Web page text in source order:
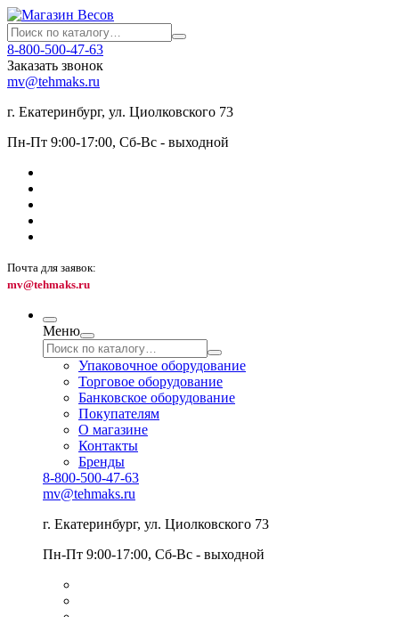
8-800-500-47-63
Заказать звонок
mv@tehmaks.ru
г. Екатеринбург, ул. Циолковского 73
Пн-Пт 9:00-17:00, Сб-Вс - выходной
Почта для заявок:
mv@tehmaks.ru
Меню
Упаковочное оборудование
Торговое оборудование
Банковское оборудование
Покупателям
О магазине
Контакты
Бренды
8-800-500-47-63
mv@tehmaks.ru
г. Екатеринбург, ул. Циолковского 73
Пн-Пт 9:00-17:00, Сб-Вс - выходной